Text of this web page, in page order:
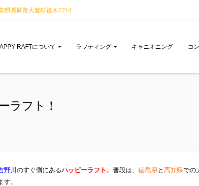
県長岡郡大豊町筏木221-1
RAFTについて ラフティング キャニオニング コ
ラフト！
野川 のすぐ側にあるハッピーラフト 。普段は、 徳島県と 高知県での
。